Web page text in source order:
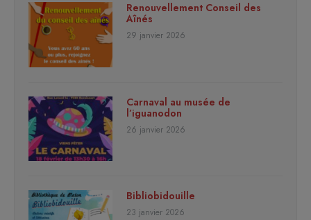
Renouvellement Conseil des
Aînés
29 janvier 2026
Carnaval au musée de
l’iguanodon
26 janvier 2026
Bibliobidouille
23 janvier 2026